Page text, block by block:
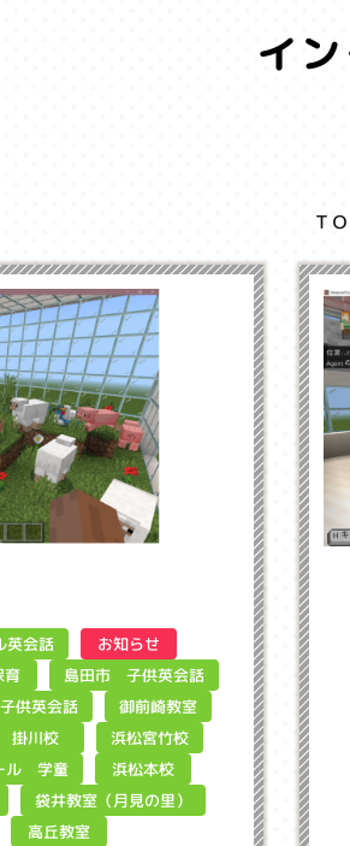
イ
Ｔ
英会話 お知らせ
育 島田市 子供英会話
供英会話 御前崎教室
掛川校 浜松宮竹校
ル 学童 浜松本校
袋井教室（月見の里）
高丘教室